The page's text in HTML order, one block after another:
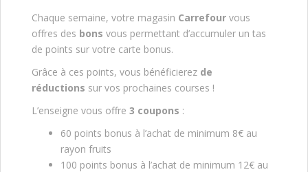
Chaque semaine, votre magasin Carrefour vous
offres des bons vous permettant d’accumuler un tas
de points sur votre carte bonus.
Grâce à ces points, vous bénéficierez de
réductions sur vos prochaines courses !
L’enseigne vous offre 3 coupons :
60 points bonus à l’achat de minimum 8€ au
rayon fruits
100 points bonus à l’achat de minimum 12€ au